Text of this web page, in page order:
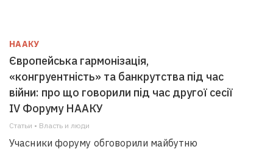
НААКУ
Європейська гармонізація,
«конгруентність» та банкрутства під час
війни: про що говорили під час другої сесії
IV Форуму НААКУ
Статьи • Власть и люди
Учасники форуму обговорили майбутню